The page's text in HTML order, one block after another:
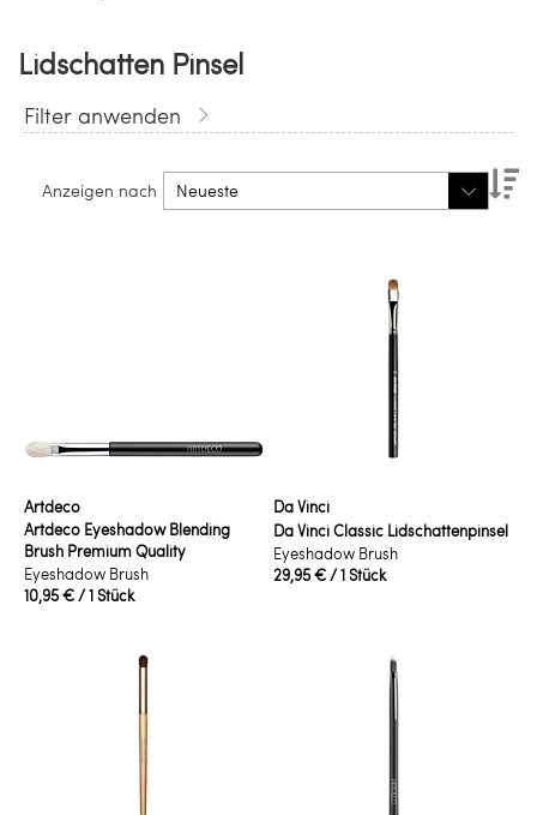
Lidschatten Pinsel
Filter anwenden
Anzeigen nach
Artdeco
Artdeco Eyeshadow Blending
Brush Premium Quality
Eyeshadow Brush
10,95 €/ 1 Stück
Da Vinci
Da Vinci Classic Lidschattenpinsel
Eyeshadow Brush
29,95 €/ 1 Stück